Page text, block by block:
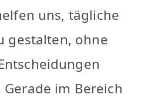
uns, tägliche
gestalten, ohne
im Bereich